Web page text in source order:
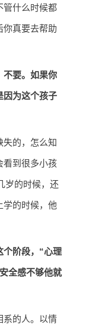
管什么时候都
你真要去帮助
不要。如果你
因为这个孩子
失的，怎么知
看到很多小孩
岁的时候，还
学的时候，他
个阶段，“心理
全感不够他就
系的人。以情